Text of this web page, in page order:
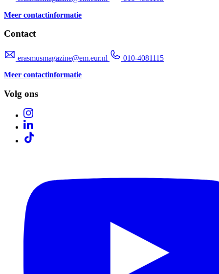
Meer contactinformatie
Contact
erasmusmagazine@em.eur.nl
010-4081115
Meer contactinformatie
Volg ons